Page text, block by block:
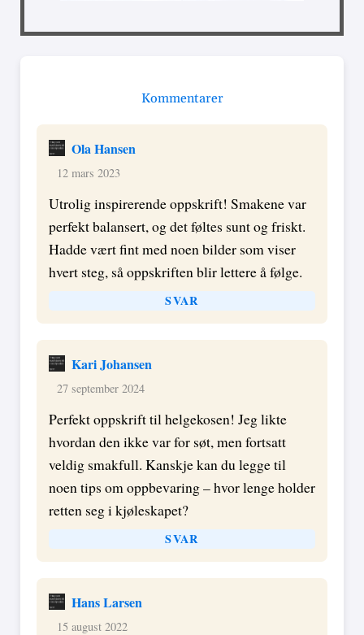
Kommentarer
Ola Hansen
12 mars 2023
Utrolig inspirerende oppskrift! Smakene var
perfekt balansert, og det føltes sunt og friskt.
Hadde vært fint med noen bilder som viser
hvert steg, så oppskriften blir lettere å følge.
SVAR
Kari Johansen
27 september 2024
Perfekt oppskrift til helgekosen! Jeg likte
hvordan den ikke var for søt, men fortsatt
veldig smakfull. Kanskje kan du legge til
noen tips om oppbevaring – hvor lenge holder
retten seg i kjøleskapet?
SVAR
Hans Larsen
15 august 2022